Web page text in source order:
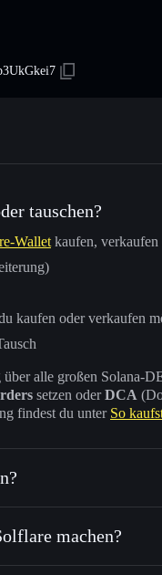
tauschen?
Wallet kaufen, verkaufen
kaufen oder verkaufen
alle großen Solana-
setzen oderDCA
findest du unter So
machen?